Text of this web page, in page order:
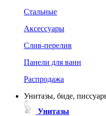
Стальные
Аксессуары
Слив-перелив
Панели для ванн
Распродажа
Унитазы, биде,
Унитазы